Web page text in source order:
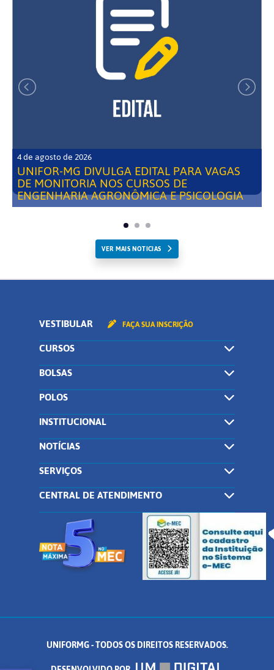
4 de agosto de 2026
UNIFOR-MG DIVULGA EDITAL PARA VAGAS
DE MONITORIA NOS CURSOS DE
ENGENHARIA AGRONÔMICA E PSICOLOGIA
VER MAIS NOTICIAS
VESTIBULAR FAÇA SUA INSCRIÇÃO
CURSOS
BOLSAS
POLOS
INSTITUCIONAL
NOTÍCIAS
SERVIÇOS
CENTRAL DE ATENDIMENTO
UNIFORMG - TODOS OS DIREITOS RESERVADOS.